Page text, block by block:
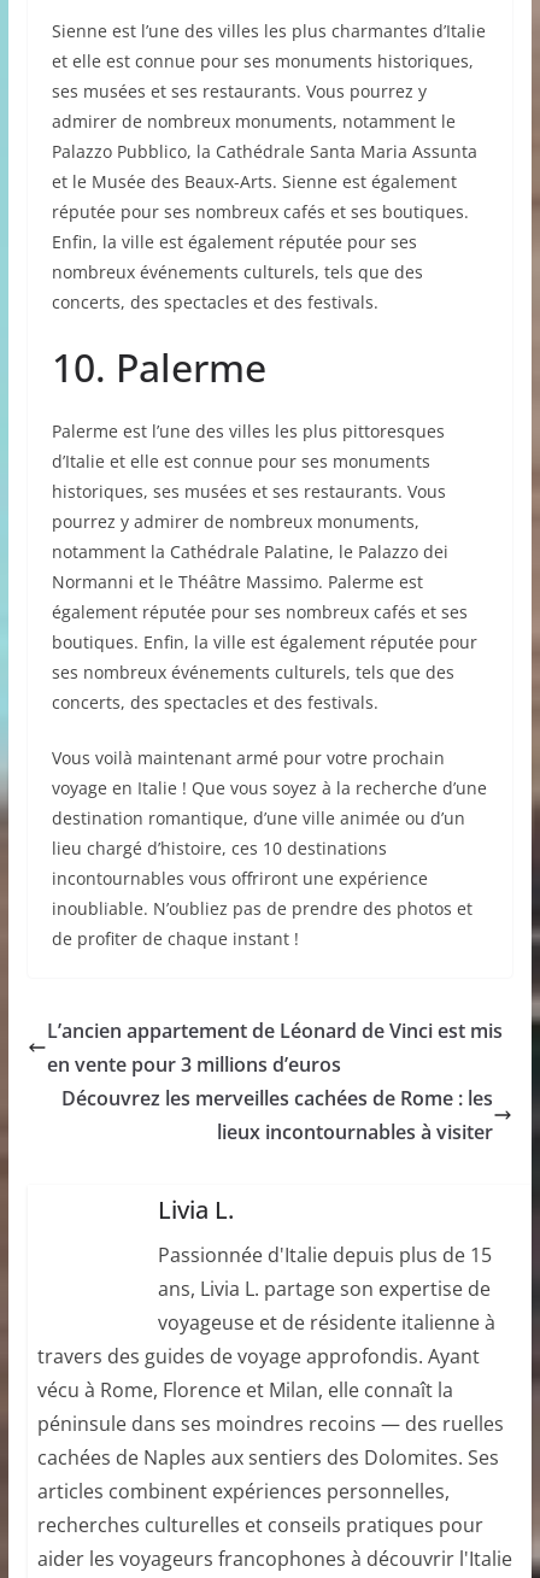
Sienne est l’une des villes les plus charmantes d’Italie
et elle est connue pour ses monuments historiques,
ses musées et ses restaurants. Vous pourrez y
admirer de nombreux monuments, notamment le
Palazzo Pubblico, la Cathédrale Santa Maria Assunta
et le Musée des Beaux-Arts. Sienne est également
réputée pour ses nombreux cafés et ses boutiques.
Enfin, la ville est également réputée pour ses
nombreux événements culturels, tels que des
concerts, des spectacles et des festivals.
10. Palerme
Palerme est l’une des villes les plus pittoresques
d’Italie et elle est connue pour ses monuments
historiques, ses musées et ses restaurants. Vous
pourrez y admirer de nombreux monuments,
notamment la Cathédrale Palatine, le Palazzo dei
Normanni et le Théâtre Massimo. Palerme est
également réputée pour ses nombreux cafés et ses
boutiques. Enfin, la ville est également réputée pour
ses nombreux événements culturels, tels que des
concerts, des spectacles et des festivals.
Vous voilà maintenant armé pour votre prochain
voyage en Italie ! Que vous soyez à la recherche d’une
destination romantique, d’une ville animée ou d’un
lieu chargé d’histoire, ces 10 destinations
incontournables vous offriront une expérience
inoubliable. N’oubliez pas de prendre des photos et
de profiter de chaque instant !
L’ancien appartement de Léonard de Vinci est mis
en vente pour 3 millions d’euros
Découvrez les merveilles cachées de Rome : les
lieux incontournables à visiter
Livia L.
Passionnée d'Italie depuis plus de 15
ans, Livia L. partage son expertise de
voyageuse et de résidente italienne à
travers des guides de voyage approfondis. Ayant
vécu à Rome, Florence et Milan, elle connaît la
péninsule dans ses moindres recoins — des ruelles
cachées de Naples aux sentiers des Dolomites. Ses
articles combinent expériences personnelles,
recherches culturelles et conseils pratiques pour
aider les voyageurs francophones à découvrir l'Italie